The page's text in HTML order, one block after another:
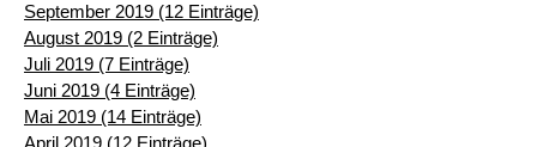
September 2019 (12 Einträge)
August 2019 (2 Einträge)
Juli 2019 (7 Einträge)
Juni 2019 (4 Einträge)
Mai 2019 (14 Einträge)